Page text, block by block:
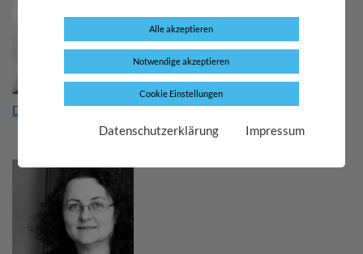
Alle akzeptieren
Notwendige akzeptieren
Cookie Einstellungen
Datenschutzerklärung Impressum
Dipl.-Ing.in Beate Fellner